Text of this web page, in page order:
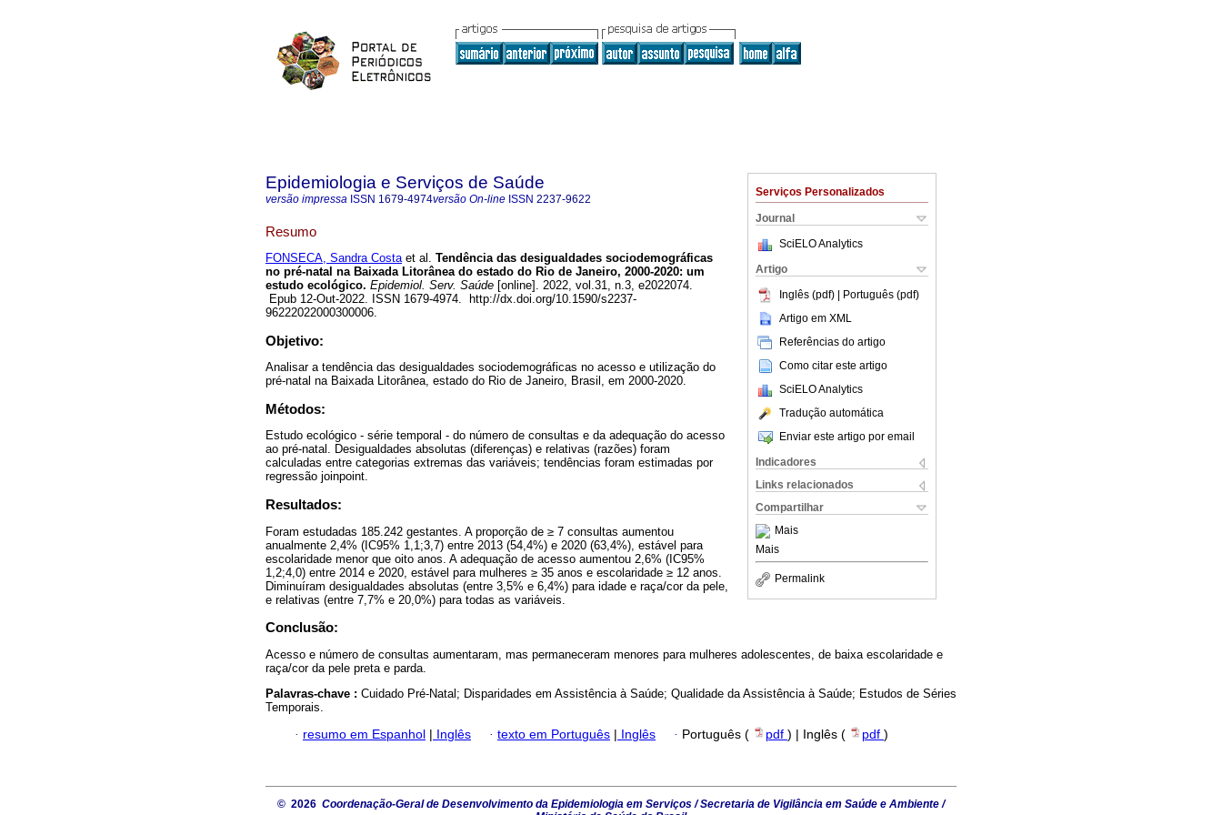
Serviços Personalizados
Journal
SciELO Analytics
Artigo
Inglês (pdf) | Português (pdf)
Artigo em XML
Referências do artigo
Como citar este artigo
SciELO Analytics
Tradução automática
Enviar este artigo por email
Indicadores
Links relacionados
Compartilhar
Mais
Mais
Permalink
Epidemiologia e Serviços de Saúde
versão impressa ISSN 1679-4974versão On-line ISSN 2237-9622
Resumo
FONSECA, Sandra Costaet al. Tendência das desigualdades sociodemográficas
no pré-natal na Baixada Litorânea do estado do Rio de Janeiro, 2000-2020: um
estudo ecológico. Epidemiol. Serv. Saúde [online]. 2022, vol.31, n.3, e2022074.
Epub 12-Out-2022. ISSN 1679-4974. http://dx.doi.org/10.1590/s2237-
96222022000300006.
Objetivo:
Analisar a tendência das desigualdades sociodemográficas no acesso e utilização do
pré-natal na Baixada Litorânea, estado do Rio de Janeiro, Brasil, em 2000-2020.
Métodos:
Estudo ecológico - série temporal - do número de consultas e da adequação do acesso
ao pré-natal. Desigualdades absolutas (diferenças) e relativas (razões) foram
calculadas entre categorias extremas das variáveis; tendências foram estimadas por
regressão joinpoint.
Resultados:
Foram estudadas 185.242 gestantes. A proporção de ≥ 7 consultas aumentou
anualmente 2,4% (IC95% 1,1;3,7) entre 2013 (54,4%) e 2020 (63,4%), estável para
escolaridade menor que oito anos. A adequação de acesso aumentou 2,6% (IC95%
1,2;4,0) entre 2014 e 2020, estável para mulheres ≥ 35 anos e escolaridade ≥ 12 anos.
Diminuíram desigualdades absolutas (entre 3,5% e 6,4%) para idade e raça/cor da pele,
e relativas (entre 7,7% e 20,0%) para todas as variáveis.
Conclusão:
Acesso e número de consultas aumentaram, mas permaneceram menores para mulheres adolescentes, de baixa escolaridade e
raça/cor da pele preta e parda.
Palavras-chave : Cuidado Pré-Natal; Disparidades em Assistência à Saúde; Qualidade da Assistência à Saúde; Estudos de Séries
Temporais.
· resumo em Espanhol Inglês · texto em Português Inglês · Português ( pdf ) | Inglês ( pdf )
© 2026 Coordenação-Geral de Desenvolvimento da Epidemiologia em Serviços / Secretaria de Vigilância em Saúde e Ambiente /